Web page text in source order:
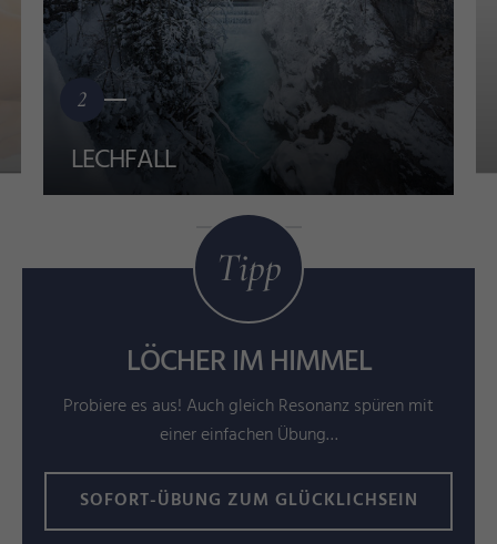
2
LECHFALL
Tipp
LÖCHER IM HIMMEL
Probiere es aus! Auch gleich Resonanz spüren mit
einer einfachen Übung…
SOFORT-ÜBUNG ZUM GLÜCKLICHSEIN